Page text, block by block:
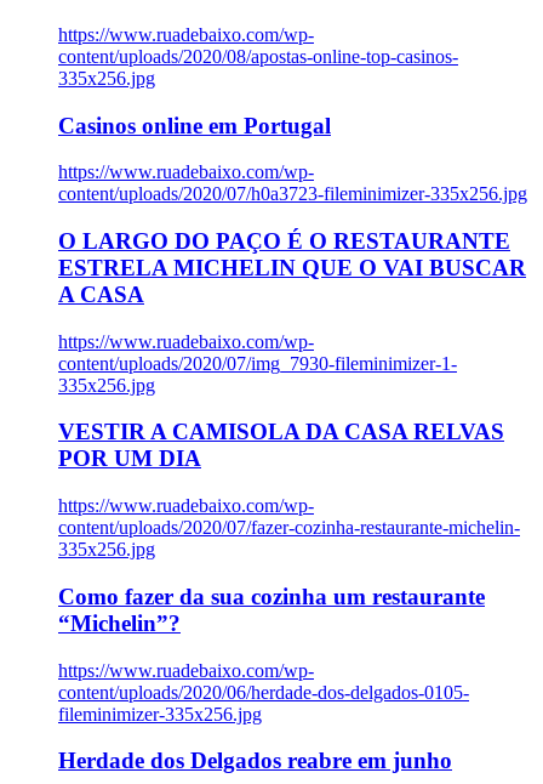
https://www.ruadebaixo.com/wp-
content/uploads/2020/08/apostas-online-top-casinos-
335x256.jpg
Casinos online em Portugal
https://www.ruadebaixo.com/wp-
content/uploads/2020/07/h0a3723-fileminimizer-335x256.jpg
O LARGO DO PAÇO É O RESTAURANTE
ESTRELA MICHELIN QUE O VAI BUSCAR
A CASA
https://www.ruadebaixo.com/wp-
content/uploads/2020/07/img_7930-fileminimizer-1-
335x256.jpg
VESTIR A CAMISOLA DA CASA RELVAS
POR UM DIA
https://www.ruadebaixo.com/wp-
content/uploads/2020/07/fazer-cozinha-restaurante-michelin-
335x256.jpg
Como fazer da sua cozinha um restaurante
“Michelin”?
https://www.ruadebaixo.com/wp-
content/uploads/2020/06/herdade-dos-delgados-0105-
fileminimizer-335x256.jpg
Herdade dos Delgados reabre em junho